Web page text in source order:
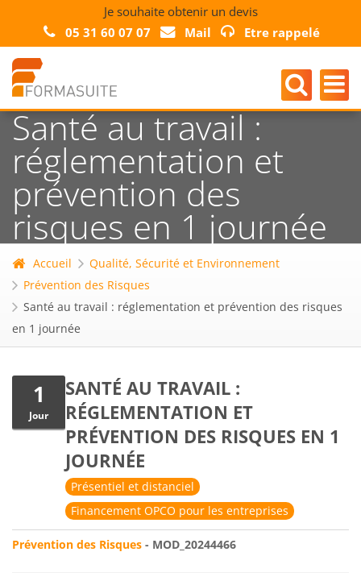
Je souhaite obtenir un devis
05 31 60 07 07
Mail Etre rappelé
Santé au travail :
réglementation et
prévention des
risques en 1 journée
Accueil
Qualité, Sécurité et Environnement
Prévention des Risques
Santé au travail : réglementation et prévention des risques
en 1 journée
1
Jour
SANTÉ AU TRAVAIL :
RÉGLEMENTATION ET
PRÉVENTION DES RISQUES EN 1
JOURNÉE
Présentiel et distanciel
Financement OPCO pour les entreprises
Prévention des Risques - MOD_20244466